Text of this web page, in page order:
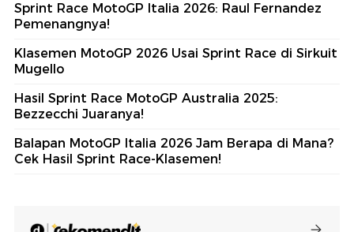
Sprint Race MotoGP Italia 2026: Raul Fernandez
Pemenangnya!
Klasemen MotoGP 2026 Usai Sprint Race di Sirkuit
Mugello
Hasil Sprint Race MotoGP Australia 2025:
Bezzecchi Juaranya!
Balapan MotoGP Italia 2026 Jam Berapa di Mana?
Cek Hasil Sprint Race-Klasemen!